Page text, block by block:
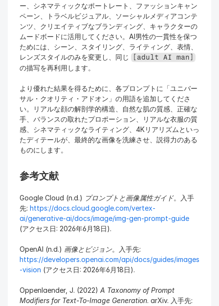
ー、シネマティックなポートレート、ファッションキャン
ペーン、トラベルビジュアル、ソーシャルメディアコンテ
ンツ、クリエイティブなブランディング、キャラクターの
ムードボードに活用してください。AI男性の一貫性を保つ
ためには、シーン、スタイリング、ライティング、表情、
レンズスタイルのみを変更し、同じ
[adult AI man]
の描写を再利用します。
より優れた結果を得るために、各プロンプトに「ユニバー
サル・クオリティ・アドオン」の用語を追加してくださ
い。リアルな顔の解剖学的構造、自然な肌の質感、正確な
手、バランスの取れたプロポーション、リアルな衣服の質
感、シネマティックなライティング、4Kリアリズムといっ
たディテールが、最終的な画像を洗練させ、説得力のある
ものにします。
参考文献
Google Cloud (n.d.) プロンプトと画像属性ガイド。入手
先: https://docs.cloud.google.com/vertex-
ai/generative-ai/docs/image/img-gen-prompt-guide
(アクセス日: 2026年6月18日).
OpenAI (n.d.) 画像とビジョン
https://developers.openai.com/api/docs/guides/images
-vision (アクセス日: 2026年6月18日).
Oppenlaender, J. (2022) A Taxonomy of Prompt
Modifiers for Text-To-Image Generation